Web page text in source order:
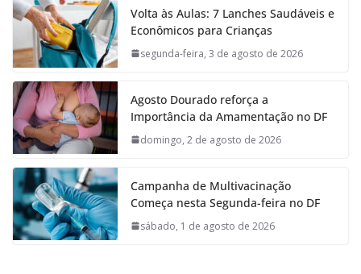
Volta às Aulas: 7 Lanches Saudáveis e
Econômicos para Crianças
segunda-feira, 3 de agosto de 2026
Agosto Dourado reforça a
Importância da Amamentação no DF
domingo, 2 de agosto de 2026
Campanha de Multivacinação
Começa nesta Segunda-feira no DF
sábado, 1 de agosto de 2026